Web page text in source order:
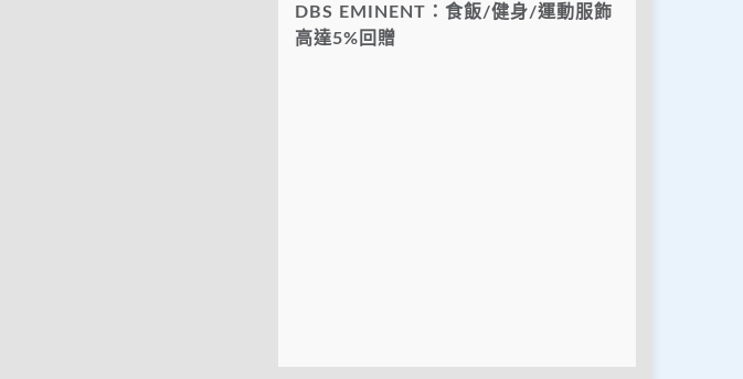
DBS EMINENT：食飯/健身/運動服飾
高達5%回贈